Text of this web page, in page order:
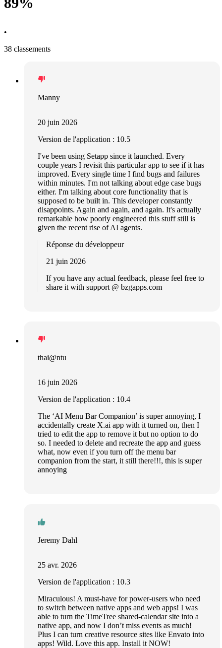
•
38 classements
Manny
20 juin 2026
Version de l'application : 10.5
I've been using Setapp since it launched. Every
couple years I revisit this particular app to see if it has
improved. Every single time I find bugs and failures
within minutes. I'm not talking about edge case bugs
either. I'm talking about core functionality that is
supposed to be built in. This developer constantly
disappoints. Again and again, and again. It's actually
remarkable how poorly engineered this stuff still is
given the recent rise of AI agents.
Réponse du développeur
21 juin 2026
If you have any actual feedback, please feel free to
share it with support @ bzgapps.com
thai@ntu
16 juin 2026
Version de l'application : 10.4
The ‘AI Menu Bar Companion’ is super annoying, I
accidentally create X.ai app with it turned on, then I
tried to edit the app to remove it but no option to do
so. I needed to delete and recreate the app and guess
what, now even if you turn off the menu bar
companion from the start, it still there!!!, this is super
annoying
Jeremy Dahl
25 avr. 2026
Version de l'application : 10.3
Miraculous! A must-have for power-users who need
to switch between native apps and web apps! I was
able to turn the TimeTree shared-calendar site into a
native app, and now I don’t miss events as much!
Plus I can turn creative resource sites like Envato into
apps! Wild. Love this app. Install it NOW!